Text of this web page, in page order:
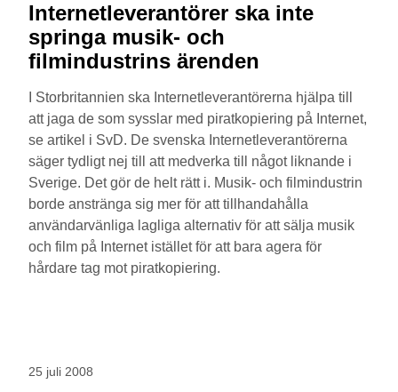
Internetleverantörer ska inte
springa musik- och
filmindustrins ärenden
I Storbritannien ska Internetleverantörerna hjälpa till
att jaga de som sysslar med piratkopiering på Internet,
se artikel i SvD. De svenska Internetleverantörerna
säger tydligt nej till att medverka till något liknande i
Sverige. Det gör de helt rätt i. Musik- och filmindustrin
borde anstränga sig mer för att tillhandahålla
användarvänliga lagliga alternativ för att sälja musik
och film på Internet istället för att bara agera för
hårdare tag mot piratkopiering.
25 juli 2008